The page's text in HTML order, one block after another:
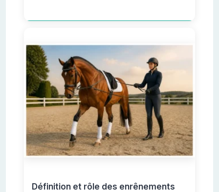
Définition et rôle des enrênements